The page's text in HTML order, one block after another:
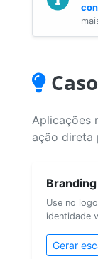
Aplicações
ação direta
Branding
Use no
identidade
Gerar